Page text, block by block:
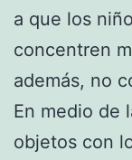
a que los
concentren
además, no
En medio de
objetos con